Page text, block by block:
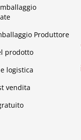
Produttore
prodotto
logistica
vendita